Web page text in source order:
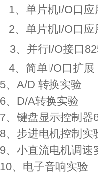
1、单片机I/O口
2、单片机I/O口应
3、并行I/O接口
4、简单I/O口扩展
5、A/D 转换实验
6、D/A转换实验
7、键盘显示控制器
8、步进电机控制实
9、小直流电机调速
10、电子音响实验